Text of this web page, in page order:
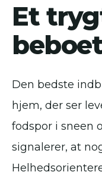
Et
Den bedste
hjem, der ser
fodspor i sneen
signalerer, at